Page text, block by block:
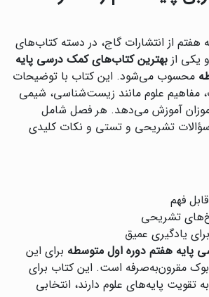
هفتم از انتشارات گاج، در دسته کتاب‌های
یکی از بهترین کتاب‌های کمک درسی پایه
محسوب می‌شود. این کتاب با توضیحات
مفاهیم علوم مانند زیست‌شناسی، شیمی
آموزش می‌دهد. هر فصل شامل
تشریحی و تستی و نکات کلیدی
فهم
تشریحی
یادگیری عمیق
پایه هفتم دوره اول متوسطه برای این
مقرون‌به‌صرفه است. این کتاب برای
تقویت پایه‌های علوم دارند، انتخابی